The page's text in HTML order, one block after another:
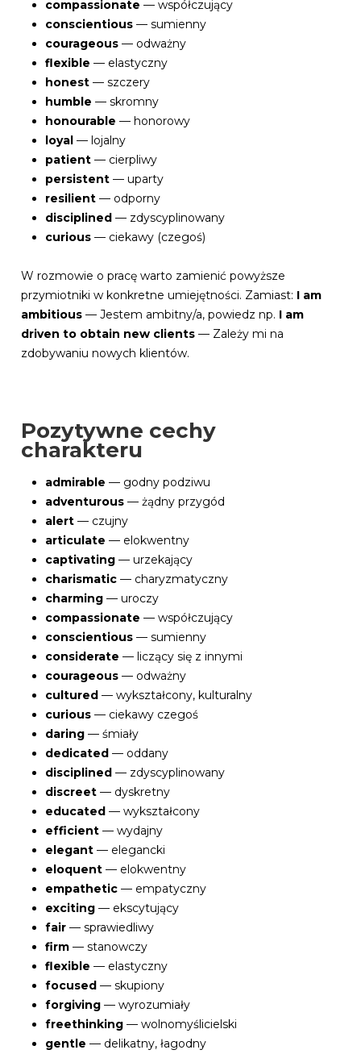
compassionate — współczujący
conscientious — sumienny
courageous — odważny
flexible — elastyczny
honest — szczery
humble — skromny
honourable — honorowy
loyal — lojalny
patient — cierpliwy
persistent — uparty
resilient — odporny
disciplined — zdyscyplinowany
curious — ciekawy (czegoś)
W rozmowie o pracę warto zamienić powyższe
przymiotniki w konkretne umiejętności. Zamiast: I am
ambitious — Jestem ambitny/a, powiedz np. I am
driven to obtain new clients — Zależy mi na
zdobywaniu nowych klientów.
Pozytywne cechy
charakteru
admirable — godny podziwu
adventurous — żądny przygód
alert — czujny
articulate — elokwentny
captivating — urzekający
charismatic — charyzmatyczny
charming — uroczy
compassionate — współczujący
conscientious — sumienny
considerate — liczący się z innymi
courageous — odważny
cultured — wykształcony, kulturalny
curious — ciekawy czegoś
daring — śmiały
dedicated — oddany
disciplined — zdyscyplinowany
discreet — dyskretny
educated — wykształcony
efficient — wydajny
elegant — elegancki
eloquent — elokwentny
empathetic — empatyczny
exciting — ekscytujący
fair — sprawiedliwy
firm — stanowczy
flexible — elastyczny
focused — skupiony
forgiving — wyrozumiały
freethinking — wolnomyślicielski
gentle — delikatny, łagodny